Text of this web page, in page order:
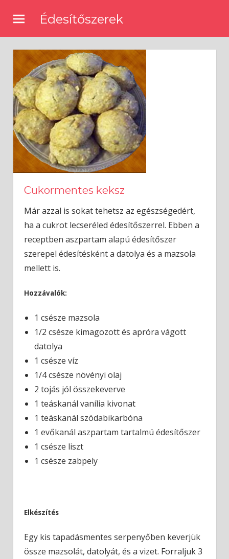
content
Édesítőszerek
és
mesterséges
édesítőszerekről,
receptek
édesítőkkel
Cukormentes keksz
Már azzal is sokat tehetsz az egészségedért,
ha a cukrot lecseréled édesítőszerrel. Ebben a
receptben aszpartam alapú édesítőszer
szerepel édesítésként a datolya és a mazsola
mellett is.
Hozzávalók:
1 csésze mazsola
1/2 csésze kimagozott és apróra vágott
datolya
1 csésze víz
1/4 csésze növényi olaj
2 tojás jól összekeverve
1 teáskanál vanília kivonat
1 teáskanál szódabikarbóna
1 evőkanál aszpartam tartalmú édesítőszer
1 csésze liszt
1 csésze zabpely
Elkészítés
Egy kis tapadásmentes serpenyőben keverjük
össze mazsolát, datolyát, és a vizet. Forraljuk 3